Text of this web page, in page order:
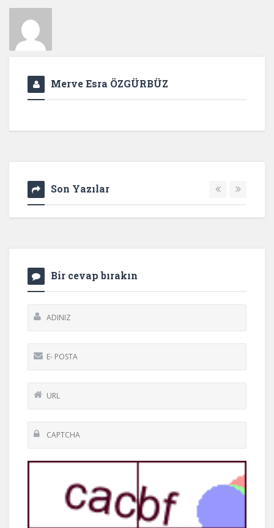
Merve Esra ÖZGÜRBÜZ
Son Yazılar
Bir cevap bırakın